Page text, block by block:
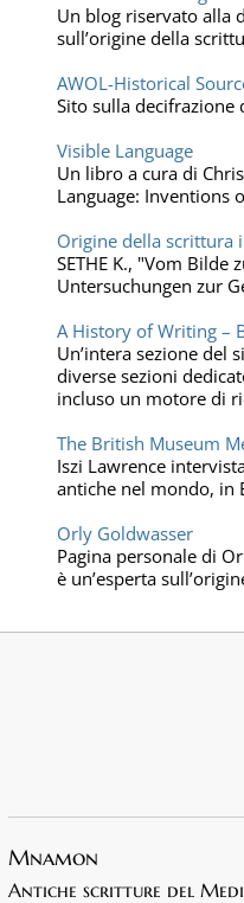
Un blog riservato alla
sull’origine della
AWOL-Historical
Sito sulla
Visible Language
Un libro a cura di
Language: Inventions
Origine della scrittura
SETHE K., "Vom
Untersuchungen zur
A History of Writing –
Un’intera sezione del
diverse sezioni
incluso un motore di
The British Museum
Iszi Lawrence
antiche nel mondo, in
Orly Goldwasser
Pagina personale di
è un’esperta
Mnamon
Antiche scritture del